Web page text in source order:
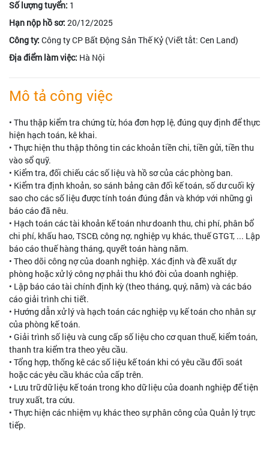
Số lượng tuyển: 1
Hạn nộp hồ sơ: 20/12/2025
Công ty: Công ty CP Bất Động Sản Thế Kỷ (Viết tắt: Cen Land)
Địa điểm làm việc: Hà Nội
Mô tả công việc
• Thu thập kiểm tra chứng từ, hóa đơn hợp lệ, đúng quy định để thực
hiện hạch toán, kê khai.
• Thực hiện thu thập thông tin các khoản tiền chi, tiền gửi, tiền thu
vào sổ quỹ.
• Kiểm tra, đối chiếu các số liệu và hồ sơ của các phòng ban.
• Kiểm tra định khoản, so sánh bảng cân đối kế toán, số dư cuối kỳ
sao cho các số liệu được tính toán đúng đắn và khớp với những gì
báo cáo đã nêu.
• Hạch toán các tài khoản kế toán như doanh thu, chi phí, phân bổ
chi phí, khấu hao, TSCĐ, công nợ, nghiệp vụ khác, thuế GTGT, ... Lập
báo cáo thuế hàng tháng, quyết toán hàng năm.
• Theo dõi công nợ của doanh nghiệp. Xác định và đề xuất dự
phòng hoặc xử lý công nợ phải thu khó đòi của doanh nghiệp.
• Lập báo cáo tài chính định kỳ (theo tháng, quý, năm) và các báo
cáo giải trình chi tiết.
• Hướng dẫn xử lý và hạch toán các nghiệp vụ kế toán cho nhân sự
của phòng kế toán.
• Giải trình số liệu và cung cấp số liệu cho cơ quan thuế, kiểm toán,
thanh tra kiểm tra theo yêu cầu.
• Tổng hợp, thống kê các số liệu kế toán khi có yêu cầu đối soát
hoặc các yêu cầu khác của cấp trên.
• Lưu trữ dữ liệu kế toán trong kho dữ liệu của doanh nghiệp để tiện
truy xuất, tra cứu.
• Thực hiện các nhiệm vụ khác theo sự phân công của Quản lý trực
tiếp.